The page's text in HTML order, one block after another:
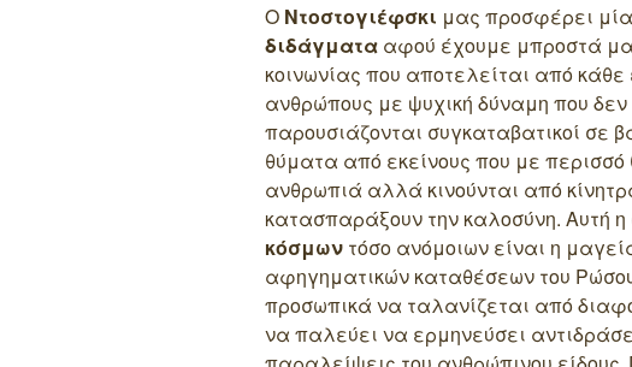
Ο Ντοστογιέφσκι μας προσφέρει
διδάγματα αφού έχουμε μπροστά
κοινωνίας που αποτελείται από
ανθρώπους με ψυχική δύναμη που
παρουσιάζονται συγκαταβατικοί σε
θύματα από εκείνους που με
ανθρωπιά αλλά κινούνται από
κατασπαράξουν την καλοσύνη. Αυτή η
κόσμων τόσο ανόμοιων είναι η
αφηγηματικών καταθέσεων του
προσωπικά να ταλανίζεται από
να παλεύει να ερμηνεύσει